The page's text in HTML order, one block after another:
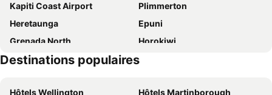
Kapiti Coast Airport
Plimmerton
Heretaunga
Epuni
Grenada North
Horokiwi
Glenside
Grenada Village
Destinations populaires
Hôtels Wellington
Hôtels Martinborough